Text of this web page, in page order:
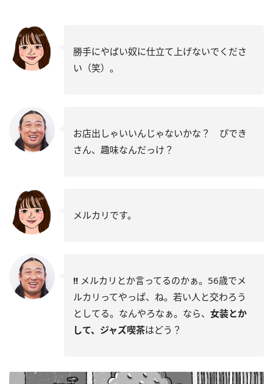
勝手にやばい奴に仕立て上げないでくださ
い（笑）。
お店出しゃいいんじゃないかな？ ぴでき
さん、趣味なんだっけ？
メルカリです。
!! メルカリとか言ってるのかぁ。56歳でメ
ルカリってやっぱ、ね。若い人と交わろう
としてる。なんやろなぁ。なら、 女装とか
して、ジャズ喫茶はどう？